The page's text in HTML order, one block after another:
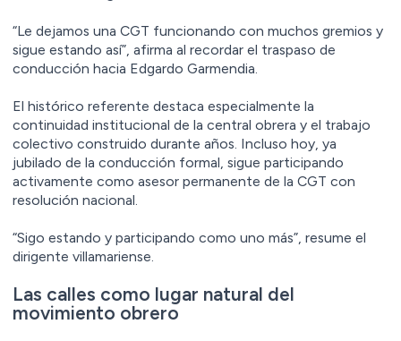
“Le dejamos una CGT funcionando con muchos gremios y
sigue estando así”, afirma al recordar el traspaso de
conducción hacia Edgardo Garmendia.
El histórico referente destaca especialmente la
continuidad institucional de la central obrera y el trabajo
colectivo construido durante años. Incluso hoy, ya
jubilado de la conducción formal, sigue participando
activamente como asesor permanente de la CGT con
resolución nacional.
“Sigo estando y participando como uno más”, resume el
dirigente villamariense.
Las calles como lugar natural del
movimiento obrero